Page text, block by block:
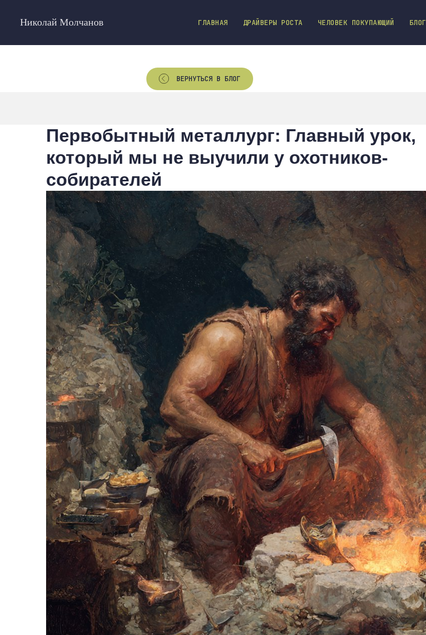
Николай Молчанов ГЛАВНАЯ ДРАЙВЕРЫ РОСТА ЧЕЛОВЕК ПОКУПАЮЩИЙ БЛОГ
ВЕРНУТЬСЯ В БЛОГ
Первобытный металлург: Главный урок,
который мы не выучили у охотников-
собирателей